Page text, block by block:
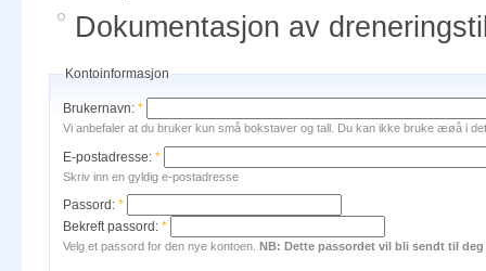
Dokumentasjon av
Kontoinformasjon
Brukernavn: *
Vi anbefaler at du bruker kun små bokstaver og tall. Du kan ikke bruke æøå i
E-postadresse: *
Skriv inn en gyldig e-postadresse
Passord: *
Bekreft passord: *
Velg et passord for den nye kontoen. NB: Dette passordet vil bli sendt til